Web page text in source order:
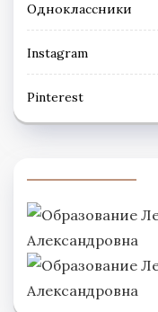
Одноклассники
Instagram
Рinterest